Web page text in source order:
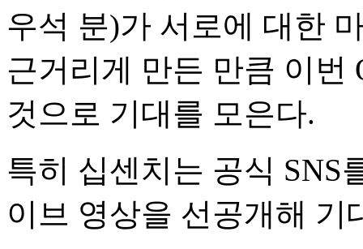
우석 분)가 서로에 대한
근거리게 만든 만큼 이번
것으로 기대를 모은다.
특히 십센치는 공식 SNS
이브 영상을 선공개해 기